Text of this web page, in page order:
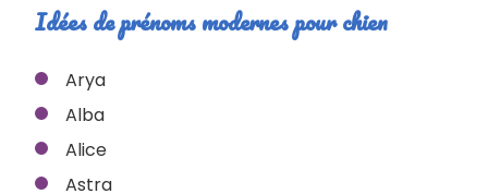
Idées de prénoms modernes pour chien
Arya
Alba
Alice
Astra